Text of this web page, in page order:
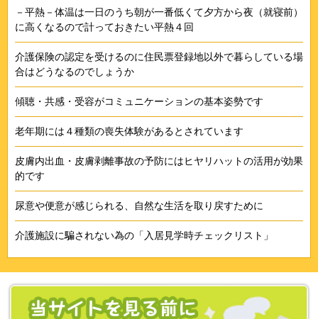
－平熱－体温は一日のうち朝が一番低くて夕方から夜（就寝前）
に高くなるので計っておきたい平熱４回
介護保険の認定を受けるのに住民票登録地以外で暮らしている場
合はどうなるのでしょうか
傾聴・共感・受容がコミュニケーションの基本姿勢です
老年期には４種類の喪失体験があるとされています
皮膚内出血・皮膚剥離事故の予防にはヒヤリハットの活用が効果
的です
尿意や便意が感じられる、自然な生活を取り戻すために
介護施設に騙されない為の「入居見学時チェックリスト」